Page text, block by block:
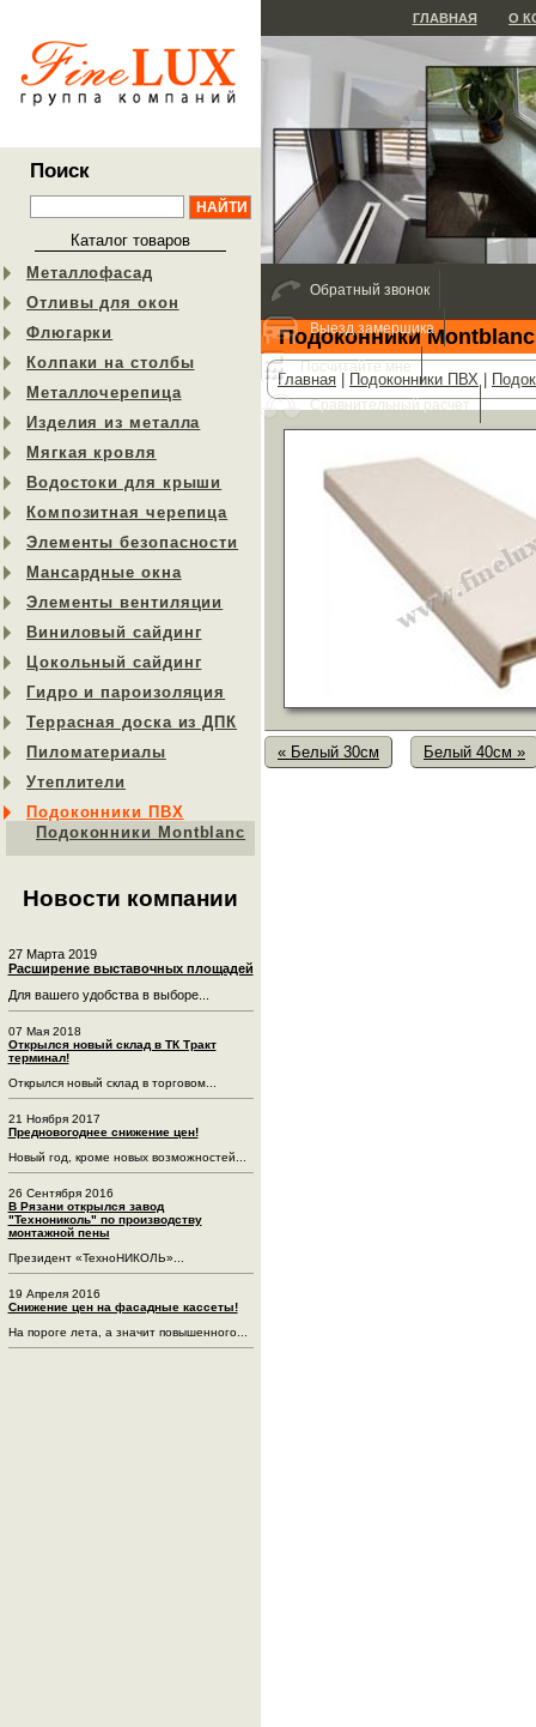
Поиск
Каталог товаров
Металлофасад
Отливы для окон
Флюгарки
Колпаки на столбы
Металлочерепица
Изделия из металла
Мягкая кровля
Водостоки для крыши
Композитная черепица
Элементы безопасности
Мансардные окна
Элементы вентиляции
Виниловый сайдинг
Цокольный сайдинг
Гидро и пароизоляция
Террасная доска из ДПК
Пиломатериалы
Утеплители
Подоконники ПВХ
Подоконники Montblanc
Новости компании
27 Марта 2019
Расширение выставочных площадей
Для вашего удобства в выборе...
07 Мая 2018
Открылся новый склад в ТК Тракт
терминал!
Открылся новый склад в торговом...
21 Ноября 2017
Предновогоднее снижение цен!
Новый год, кроме новых возможностей...
26 Сентября 2016
В Рязани открылся завод
"Технониколь" по производству
монтажной пены
Президент «ТехноНИКОЛЬ»...
19 Апреля 2016
Снижение цен на фасадные кассеты!
На пороге лета, а значит повышенного...
ГЛАВНАЯ О
Подоконники Montblanc
Главная Подоконники ПВХ
« Белый 30см Белый 40см »
Обратный звонок
Выезд замерщика
Посчитайте мне
Сравнительный расчет